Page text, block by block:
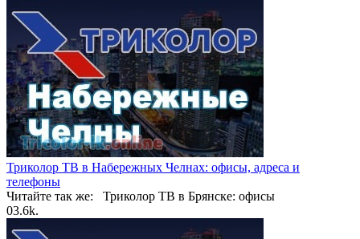
Триколор ТВ в Набережных Челнах: офисы, адреса и
телефоны
Читайте так же: Триколор ТВ в Брянске: офисы
03.6k.